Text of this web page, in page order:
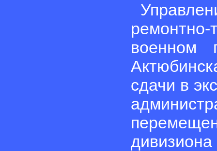
ремонтно-
военном
сдачи в
дивизиона